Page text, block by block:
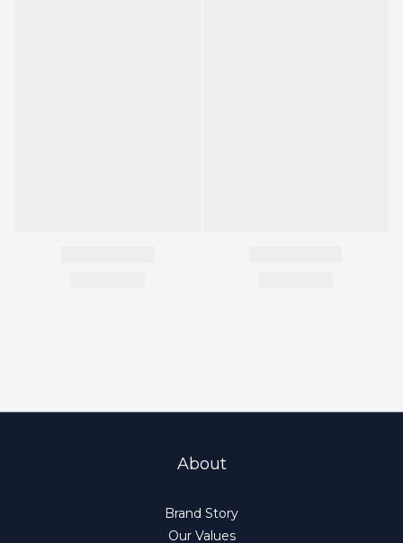
About
Brand Story
Our Values